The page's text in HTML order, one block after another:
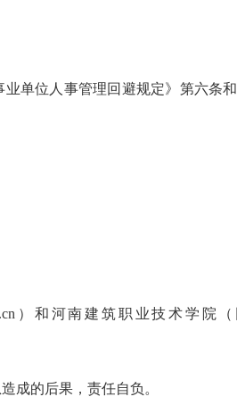
单位人事管理回避规定》第六条
）和河南建筑职业技术学院
成的后果，责任自负。